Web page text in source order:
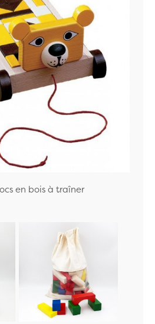
en bois à traîner